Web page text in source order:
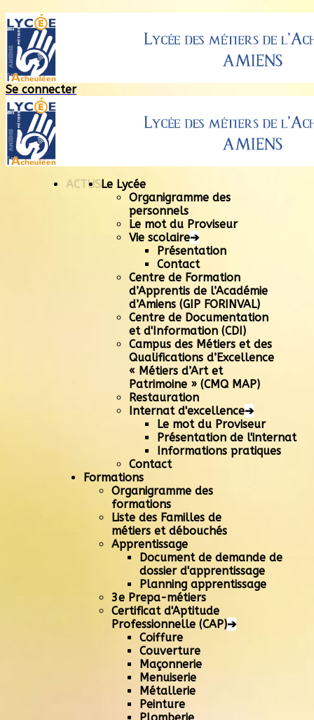
Se connecter
ACTUSLe Lycée
Organigramme des
personnels
Le mot du Proviseur
Vie scolaire➔
Présentation
Contact
Centre de Formation
d’Apprentis de l’Académie
d’Amiens (GIP FORINVAL)
Centre de Documentation
et d'Information (CDI)
Campus des Métiers et des
Qualifications d’Excellence
« Métiers d’Art et
Patrimoine » (CMQ MAP)
Restauration
Internat d'excellence➔
Le mot du Proviseur
Présentation de l'internat
Informations pratiques
Contact
Formations
Organigramme des
formations
Liste des Familles de
métiers et débouchés
Apprentissage
Document de demande de
dossier d'apprentissage
Planning apprentissage
3e Prepa-métiers
Certificat d'Aptitude
Professionnelle (CAP)➔
Coiffure
Couverture
Maçonnerie
Menuiserie
Métallerie
Peinture